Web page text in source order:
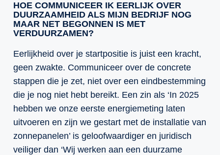
HOE COMMUNICEER IK EERLIJK OVER
DUURZAAMHEID ALS MIJN BEDRIJF NOG
MAAR NET BEGONNEN IS MET
VERDUURZAMEN?
Eerlijkheid over je startpositie is juist een kracht,
geen zwakte. Communiceer over de concrete
stappen die je zet, niet over een eindbestemming
die je nog niet hebt bereikt. Een zin als ‘In 2025
hebben we onze eerste energiemeting laten
uitvoeren en zijn we gestart met de installatie van
zonnepanelen’ is geloofwaardiger en juridisch
veiliger dan ‘Wij werken aan een duurzame